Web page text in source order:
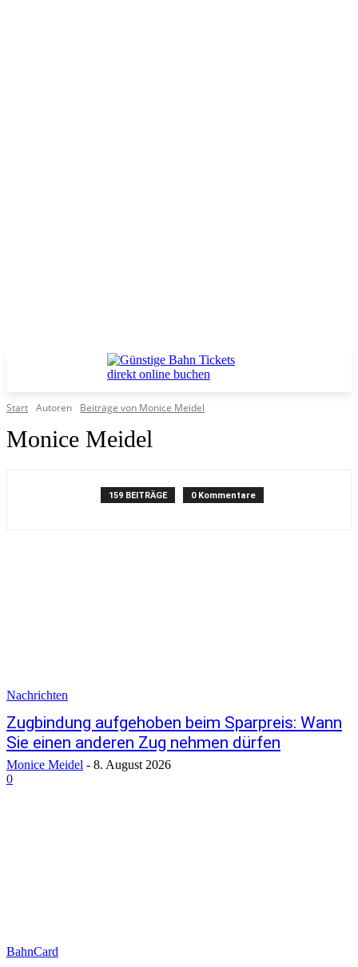
Start Autoren Beiträge von Monice Meidel
Monice Meidel
159 BEITRÄGE 0 Kommentare
Nachrichten
Zugbindung aufgehoben beim Sparpreis: Wann
Sie einen anderen Zug nehmen dürfen
Monice Meidel - 8. August 2026
0
BahnCard